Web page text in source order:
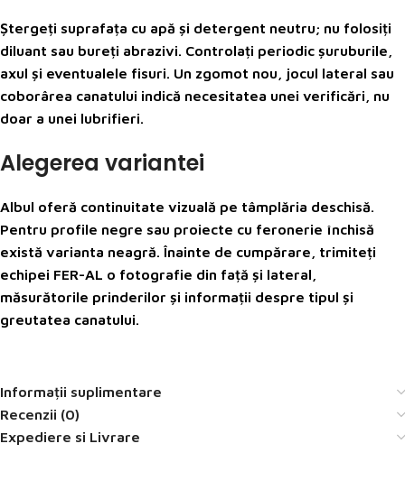
Ștergeți suprafața cu apă și detergent neutru; nu folosiți
diluant sau bureți abrazivi. Controlați periodic șuruburile,
axul și eventualele fisuri. Un zgomot nou, jocul lateral sau
coborârea canatului indică necesitatea unei verificări, nu
doar a unei lubrifieri.
Alegerea variantei
Albul oferă continuitate vizuală pe tâmplăria deschisă.
Pentru profile negre sau proiecte cu feronerie închisă
există varianta neagră. Înainte de cumpărare, trimiteți
echipei FER-AL o fotografie din față și lateral,
măsurătorile prinderilor și informații despre tipul și
greutatea canatului.
Informații suplimentare
Recenzii (0)
Expediere si Livrare